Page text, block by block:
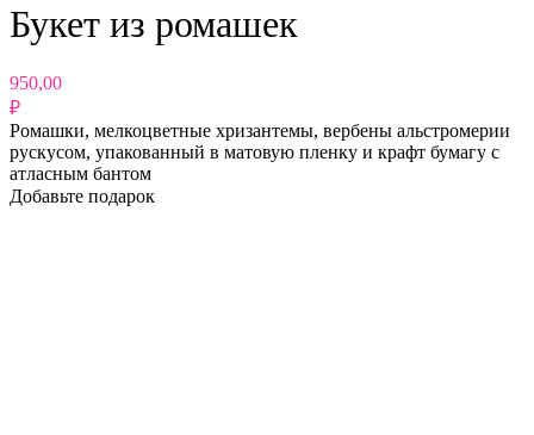
Букет из ромашек
950,00
₽
Ромашки, мелкоцветные хризантемы, вербены альстромерии
рускусом, упакованный в матовую пленку и крафт бумагу с
атласным бантом
Добавьте подарок